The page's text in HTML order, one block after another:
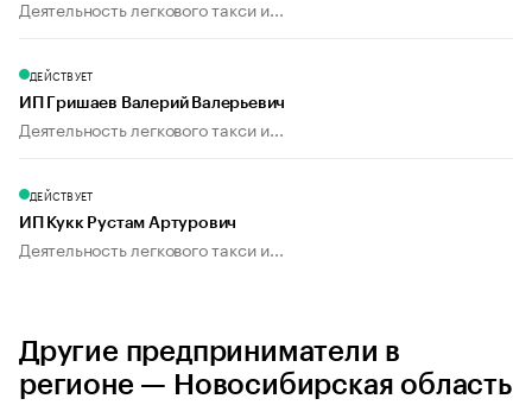
Деятельность легкового такси и...
ДЕЙСТВУЕТ
ИП Гришаев Валерий Валерьевич
Деятельность легкового такси и...
ДЕЙСТВУЕТ
ИП Кукк Рустам Артурович
Деятельность легкового такси и...
Другие предприниматели в
регионе — Новосибирская область